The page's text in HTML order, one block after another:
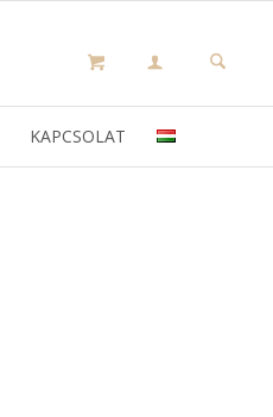
KAPCSOLAT